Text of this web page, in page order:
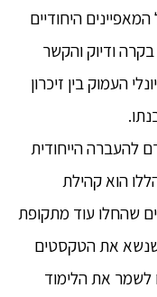
היחודיים
ודיוק והקשר
העמוק בין זיכרון
להעברה הייחודית
הוא קהילת
שהחלו עוד מתקופת
שנשא את הטקסטים
לשמר את הלימוד